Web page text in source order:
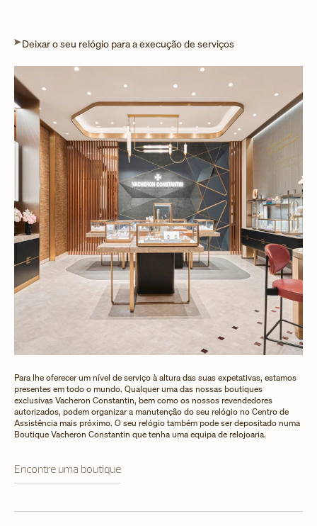
Deixar o seu relógio para a execução de serviços
Para lhe oferecer um nível de serviço à altura das suas expetativas, estamos
presentes em todo o mundo. Qualquer uma das nossas boutiques
exclusivas Vacheron Constantin, bem como os nossos revendedores
autorizados, podem organizar a manutenção do seu relógio no Centro de
Assistência mais próximo. O seu relógio também pode ser depositado numa
Boutique Vacheron Constantin que tenha uma equipa de relojoaria.
Encontre uma boutique